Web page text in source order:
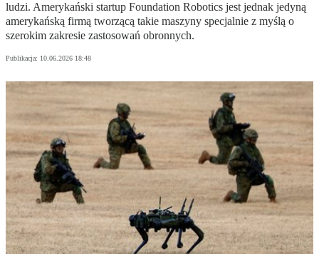
ludzi. Amerykański startup Foundation Robotics jest jednak jedyną
amerykańską firmą tworzącą takie maszyny specjalnie z myślą o
szerokim zakresie zastosowań obronnych.
Publikacja: 10.06.2026 18:48